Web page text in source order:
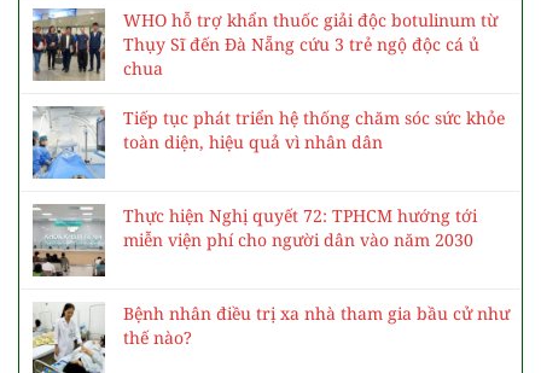
WHO hỗ trợ khẩn thuốc giải độc botulinum từ
Thụy Sĩ đến Đà Nẵng cứu 3 trẻ ngộ độc cá ủ
chua
Tiếp tục phát triển hệ thống chăm sóc sức khỏe
toàn diện, hiệu quả vì nhân dân
Thực hiện Nghị quyết 72: TPHCM hướng tới
miễn viện phí cho người dân vào năm 2030
Bệnh nhân điều trị xa nhà tham gia bầu cử như
thế nào?